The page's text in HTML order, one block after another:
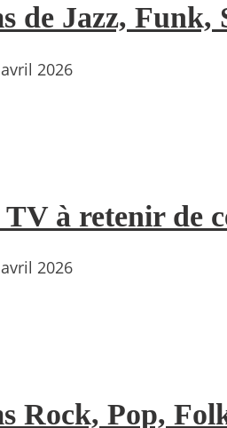
de Jazz,
2026
TV à retenir de
2026
Rock, Pop,